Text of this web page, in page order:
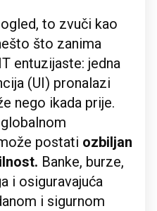
to zvuči kao
što zanima
entuzijaste: jedna
(UI) pronalazi
nego ikada prije.
postati ozbiljan
Banke, burze,
i osiguravajuća
i sigurnom